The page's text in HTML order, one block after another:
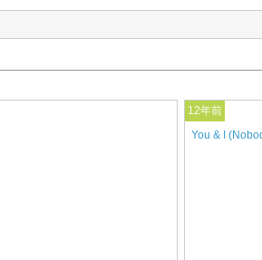
12年前
You & I